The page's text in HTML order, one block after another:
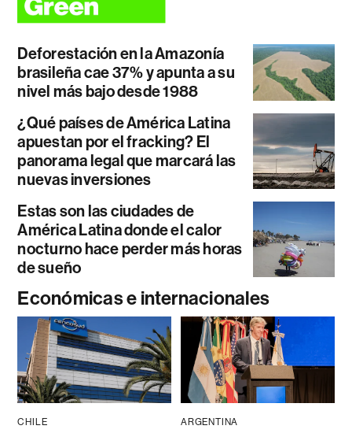
Deforestación en la Amazonía
brasileña cae 37% y apunta a su
nivel más bajo desde 1988
¿Qué países de América Latina
apuestan por el fracking? El
panorama legal que marcará las
nuevas inversiones
Estas son las ciudades de
América Latina donde el calor
nocturno hace perder más horas
de sueño
Económicas e internacionales
CHILE ARGENTINA